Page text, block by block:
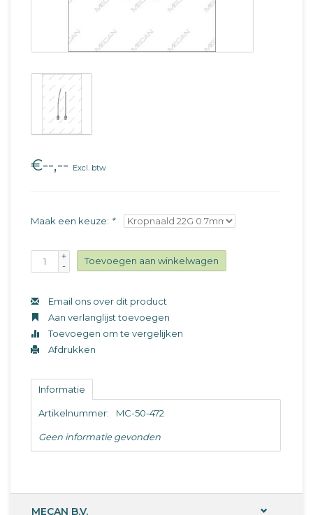
€--,-- Excl. btw
Maak een keuze: *
+
-
Toevoegen aan winkelwagen
Email ons over dit product
Aan verlanglijst toevoegen
Toevoegen om te vergelijken
Afdrukken
Informatie
Artikelnummer: MC-50-472
Geen informatie gevonden
MECAN B.V.